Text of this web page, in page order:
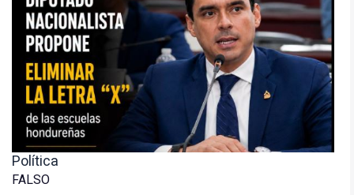
Política
FALSO